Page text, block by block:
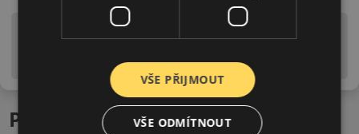
Upozornění! Hodnoty na štítku jsou pouze
is EU štítky ve smyslu dosud platné (předchozí) legislativy.
Podobné produkty
VŠE PŘIJMOUT
VŠE ODMÍTNOUT